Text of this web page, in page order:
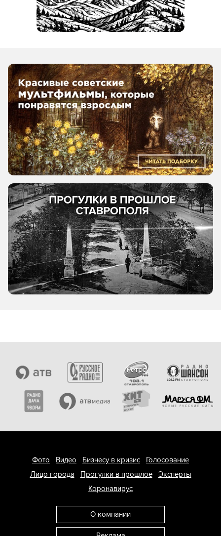
Фото Видео Бизнесу в кризис
Голосование
Лицо города
Прогулки в прошлое
Эксперты
Коронавирус
О компании